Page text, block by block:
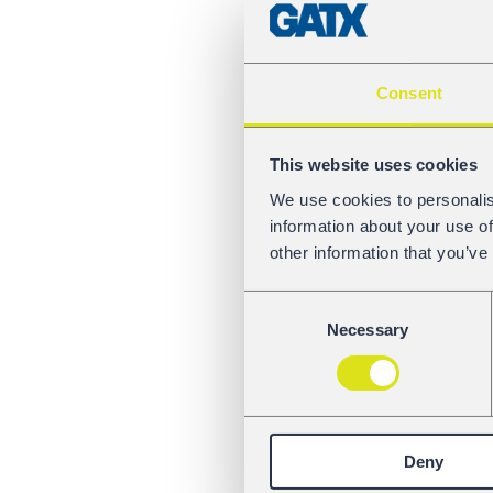
Consent
This website uses cookies
We use cookies to
information about your use
other information that
Necessary
Deny